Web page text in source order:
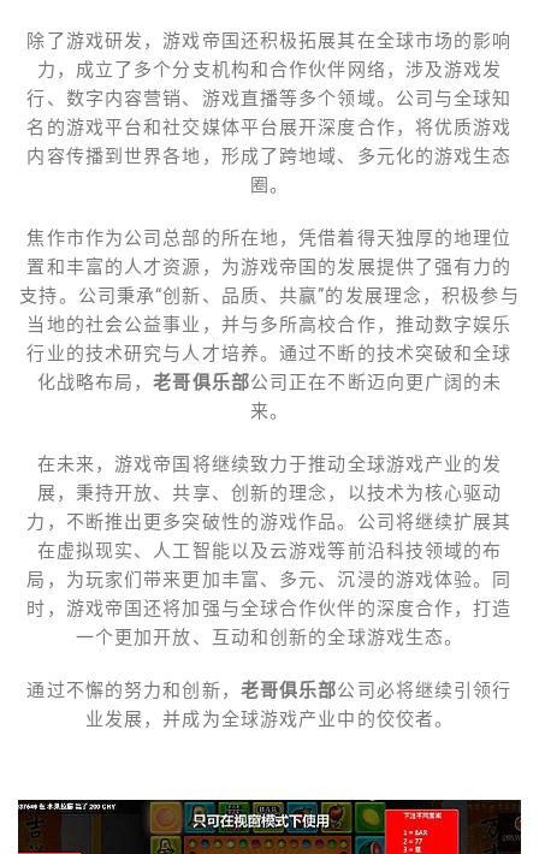
除了游戏研发，游戏帝国还积极拓展其在全球市场的影响
力，成立了多个分支机构和合作伙伴网络，涉及游戏发
行、数字内容营销、游戏直播等多个领域。公司与全球知
名的游戏平台和社交媒体平台展开深度合作，将优质游戏
内容传播到世界各地，形成了跨地域、多元化的游戏生态
圈。
焦作市作为公司总部的所在地，凭借着得天独厚的地理位
置和丰富的人才资源，为游戏帝国的发展提供了强有力的
支持。公司秉承“创新、品质、共赢”的发展理念，积极参与
当地的社会公益事业，并与多所高校合作，推动数字娱乐
行业的技术研究与人才培养。通过不断的技术突破和全球
化战略布局，老哥俱乐部公司正在不断迈向更广阔的未
来。
在未来，游戏帝国将继续致力于推动全球游戏产业的发
展，秉持开放、共享、创新的理念，以技术为核心驱动
力，不断推出更多突破性的游戏作品。公司将继续扩展其
在虚拟现实、人工智能以及云游戏等前沿科技领域的布
局，为玩家们带来更加丰富、多元、沉浸的游戏体验。同
时，游戏帝国还将加强与全球合作伙伴的深度合作，打造
一个更加开放、互动和创新的全球游戏生态。
通过不懈的努力和创新， 老哥俱乐部公司必将继续引领行
业发展，并成为全球游戏产业中的佼佼者。